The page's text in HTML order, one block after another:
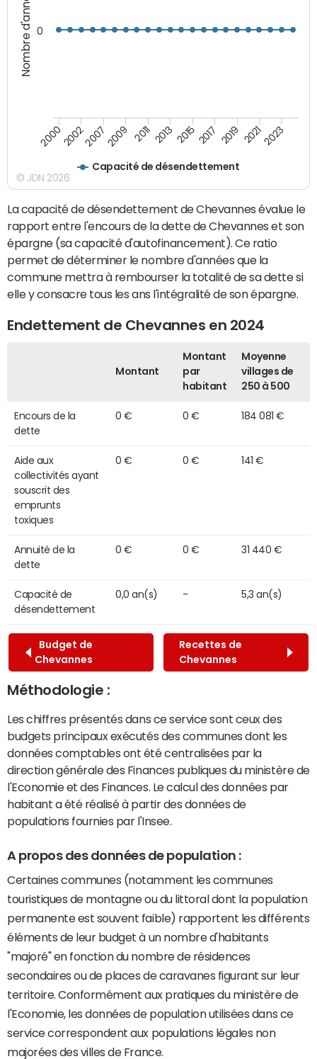
Nombre d'années
Capacité de désendettement
2000200220072009 2011 2013 2015 2017 2019 20212023
0
© JDN 2026
La capacité de désendettement de Chevannes évalue le
rapport entre l'encours de la dette de Chevannes et son
épargne (sa capacité d'autofinancement). Ce ratio
permet de déterminer le nombre d'années que la
commune mettra à rembourser la totalité de sa dette si
elle y consacre tous les ans l'intégralité de son épargne.
Endettement de Chevannes en 2024
Montant
Montant
par
habitant
Moyenne
villages de
250 à 500
Encours de la
dette
0 € 0 € 184 081 €
Aide aux
collectivités ayant
souscrit des
emprunts
toxiques
0 € 0 € 141 €
Annuité de la
dette
0 € 0 € 31 440 €
Capacité de
désendettement
0,0 an(s) - 5,3 an(s)
Budget de
Chevannes
Recettes de
Chevannes
Méthodologie :
Les chiffres présentés dans ce service sont ceux des
budgets principaux exécutés des communes dont les
données comptables ont été centralisées par la
direction générale des Finances publiques du ministère de
l'Economie et des Finances. Le calcul des données par
habitant a été réalisé à partir des données de
populations fournies par l'Insee.
A propos des données de population :
Certaines communes (notamment les communes
touristiques de montagne ou du littoral dont la population
permanente est souvent faible) rapportent les différents
éléments de leur budget à un nombre d'habitants
"majoré" en fonction du nombre de résidences
secondaires ou de places de caravanes figurant sur leur
territoire. Conformément aux pratiques du ministère de
l'Economie, les données de population utilisées dans ce
service correspondent aux populations légales non
majorées des villes de France.